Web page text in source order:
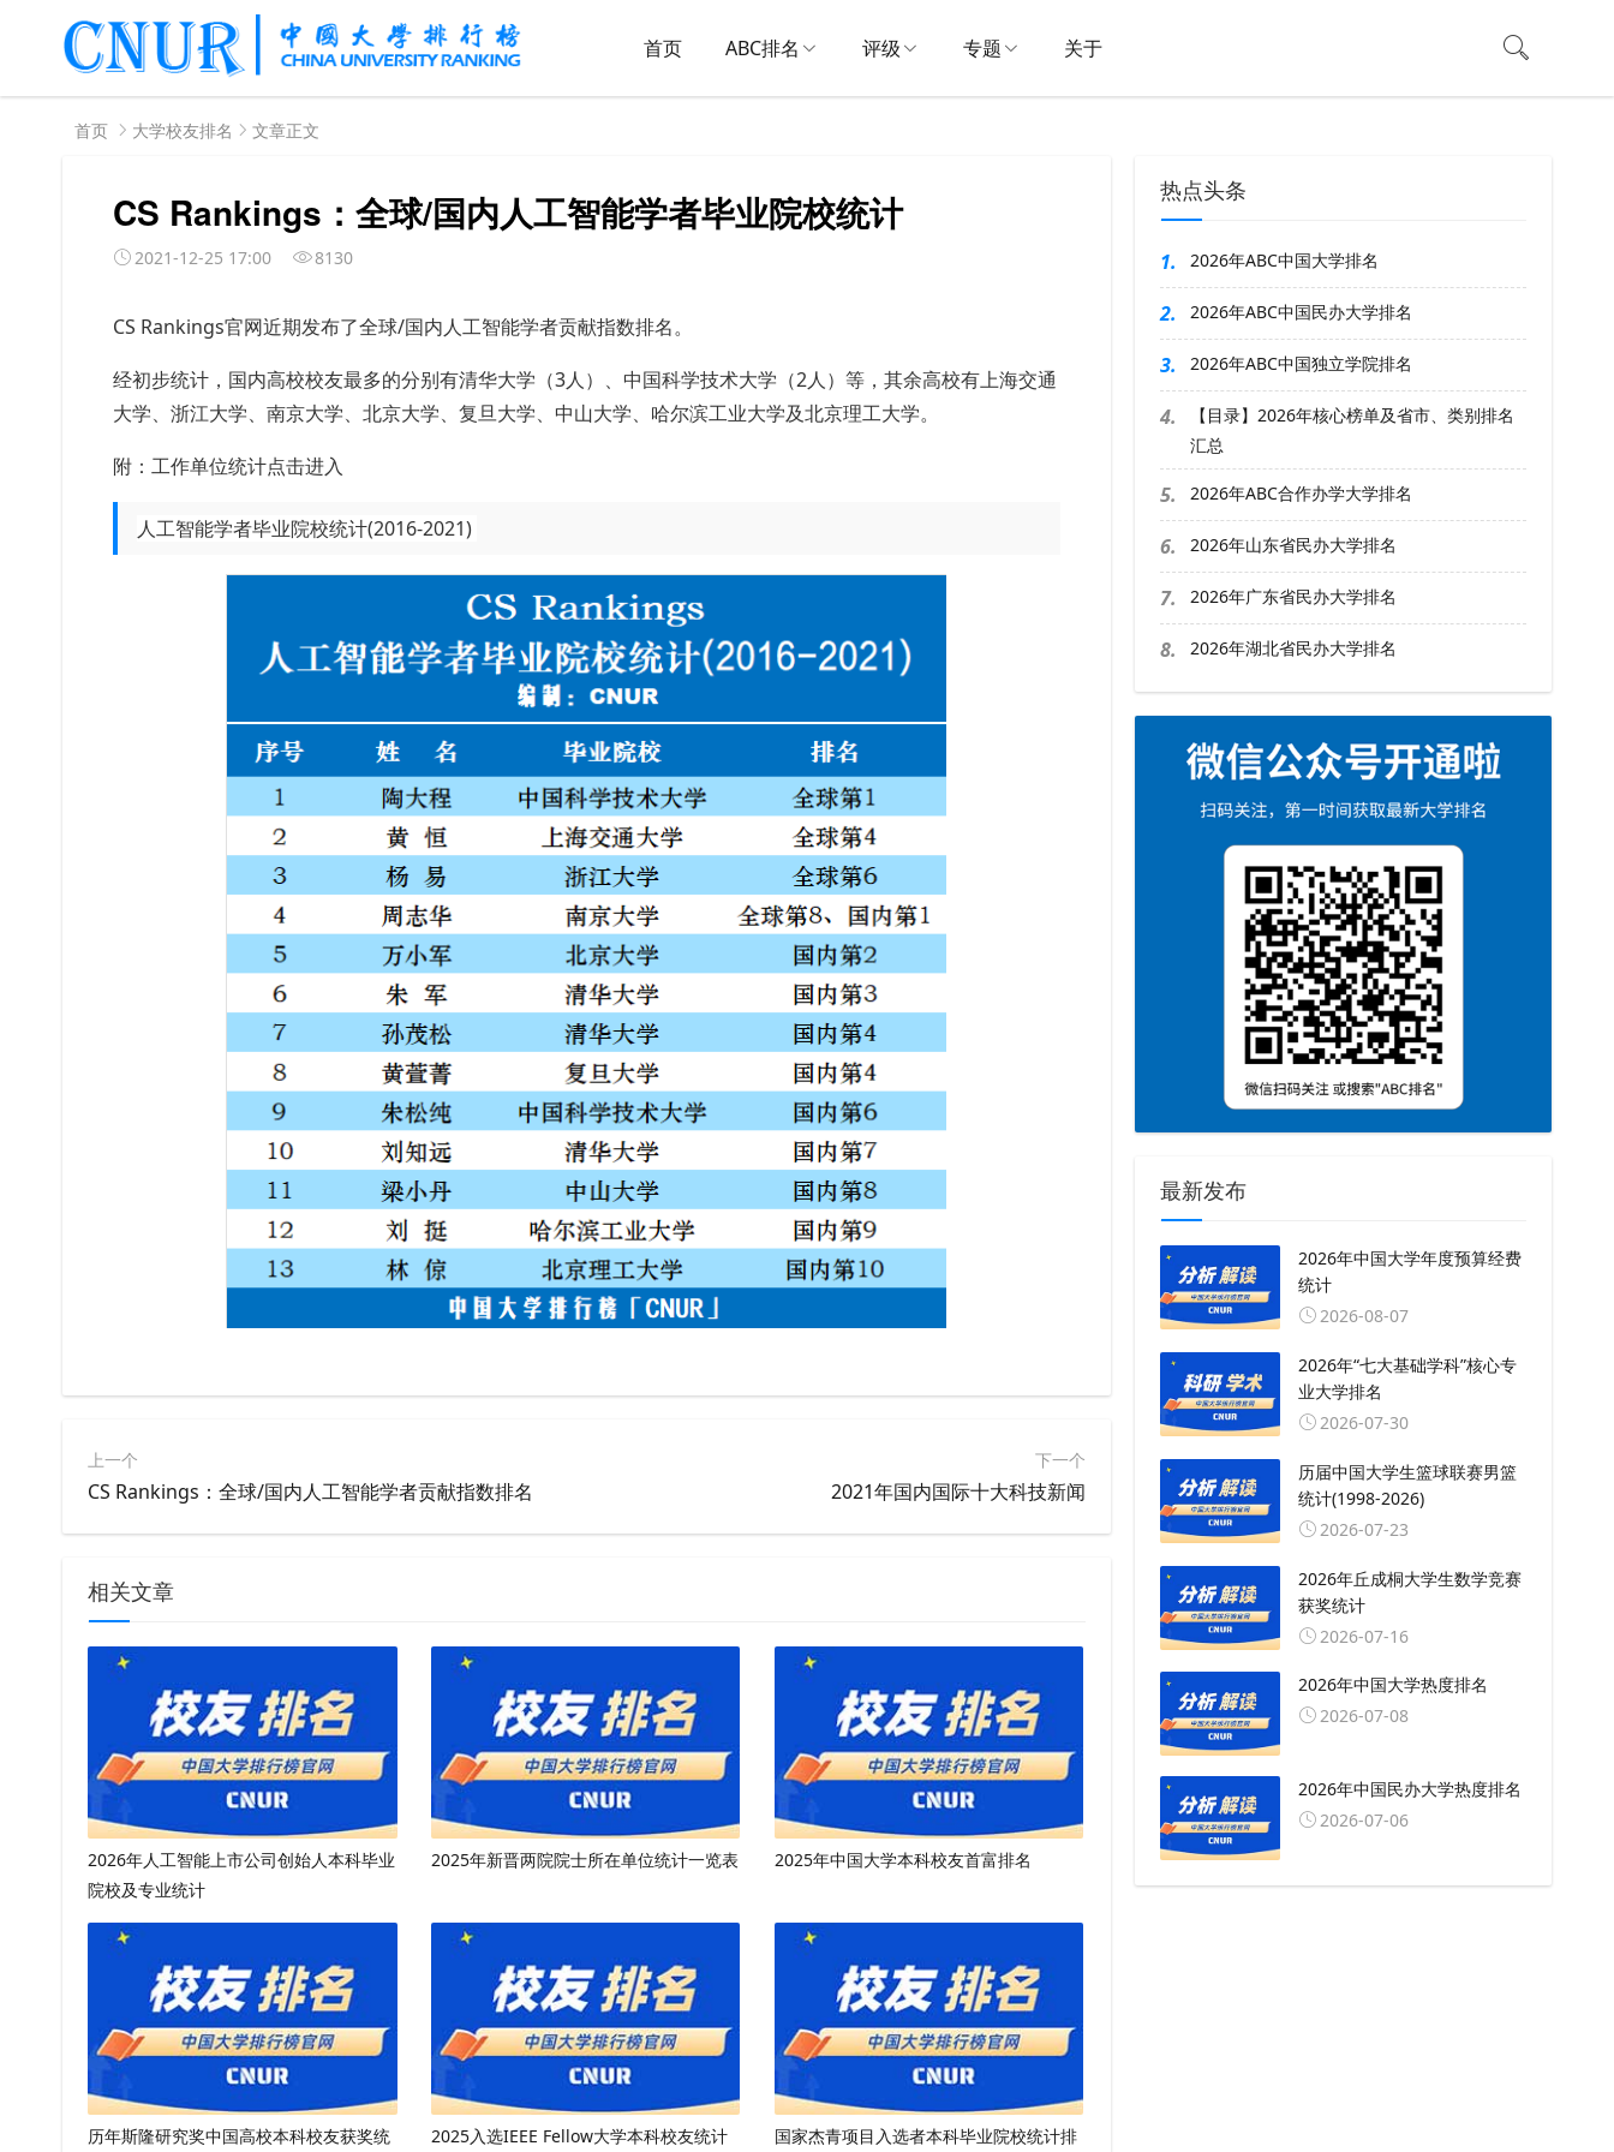
首页 ABC排名 评级 专题 关于
首页 大学校友排名 文章正文
CS Rankings：全球/国内人工智能学者毕业院校统计
2021-12-25 17:00 8130
CS Rankings官网近期发布了全球/国内人工智能学者贡献指数排名。
经初步统计，国内高校校友最多的分别有清华大学（3人）、中国科学技术大学（2人）等，其余高校有上海交通
大学、浙江大学、南京大学、北京大学、复旦大学、中山大学、哈尔滨工业大学及北京理工大学。
附：工作单位统计点击进入
人工智能学者毕业院校统计(2016-2021)
上一个
CS Rankings：全球/国内人工智能学者贡献指数排名
下一个
2021年国内国际十大科技新闻
相关文章
2026年人工智能上市公司创始人本科毕业
院校及专业统计
2025年新晋两院院士所在单位统计一览表 2025年中国大学本科校友首富排名
历年斯隆研究奖中国高校本科校友获奖统 2025入选IEEE Fellow大学本科校友统计 国家杰青项目入选者本科毕业院校统计排
热点头条
1. 2026年ABC中国大学排名
2. 2026年ABC中国民办大学排名
3. 2026年ABC中国独立学院排名
4.
【目录】2026年核心榜单及省市、类别排名
汇总
5. 2026年ABC合作办学大学排名
6. 2026年山东省民办大学排名
7. 2026年广东省民办大学排名
8. 2026年湖北省民办大学排名
最新发布
2026年中国大学年度预算经费
统计
2026-08-07
2026年“七大基础学科”核心专
业大学排名
2026-07-30
历届中国大学生篮球联赛男篮
统计(1998-2026)
2026-07-23
2026年丘成桐大学生数学竞赛
获奖统计
2026-07-16
2026年中国大学热度排名
2026-07-08
2026年中国民办大学热度排名
2026-07-06